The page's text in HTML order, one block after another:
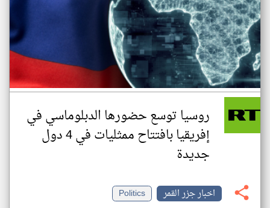
روسيا توسع حضورها الدبلوماسي في
إفريقيا بافتتاح ممثليات في 4 دول
جديدة
اخبار جزر القمر
Politics